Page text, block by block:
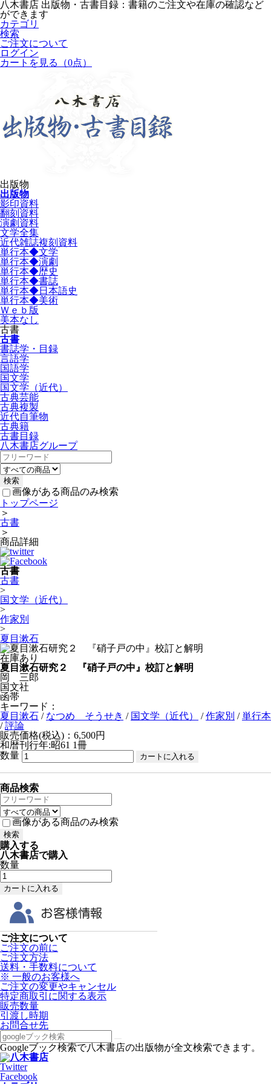
八木書店 出版物・古書目録：書籍のご注文や在庫の確認など
ができます
カテゴリ
検索
ご注文について
ログイン
カートを見る
（0点）
出版物
出版物
影印資料
翻刻資料
演劇資料
文学全集
近代雑誌複刻資料
単行本◆文学
単行本◆演劇
単行本◆歴史
単行本◆書誌
単行本◆日本語史
単行本◆美術
Ｗｅｂ版
美本なし
古書
古書
書誌学・目録
言語学
国語学
国文学
国文学（近代）
古典芸能
古典複製
近代自筆物
古典籍
古書目録
八木書店グループ
画像がある商品のみ検索
トップページ
＞
古書
＞
商品詳細
古書
古書
>
国文学（近代）
>
作家別
>
夏目漱石
在庫あり
夏目漱石研究２ 『硝子戸の中』校訂と解明
岡 三郎
国文社
函帯
キーワード：
夏目漱石 / なつめ そうせき / 国文学（近代） /作家別 /単行本
/評論
販売価格(税込)：6,500円
和暦刊行年:昭61 1冊
数量
商品検索
画像がある商品のみ検索
購入する
八木書店で購入
数量
ご注文について
ご注文の前に
ご注文方法
送料・手数料について
※ 一般のお客様へ
ご注文の変更やキャンセル
特定商取引に関する表示
販売数量
引渡し時期
お問合せ先
Googleブック検索で八木書店の出版物が全文検索できます。
Twitter
Facebook